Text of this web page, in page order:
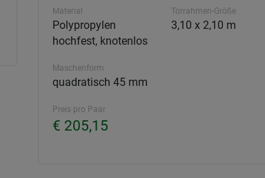
Material
Polypropylen
hochfest, knotenlos
Torrahmen-Größe
3,10 x 2,10 m
Maschenform
quadratisch 45 mm
Preis pro Paar
€ 205,15